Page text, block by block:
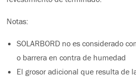
Notas:
SOLARBORD no es considerado
o barrera en contra de humedad
El grosor adicional que resulta de